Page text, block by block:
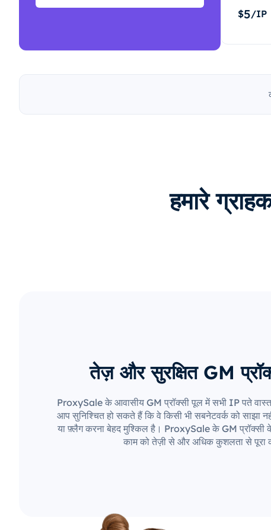
$5/IP
हमारे
तेज़ और सुरक्षित GM
ProxySale के आवासीय GM प्रॉक्सी पूल में सभी IP पते
आप सुनिश्चित हो सकते हैं कि वे किसी भी सबनेटवर्क को साझा
या फ़्लैग करना बेहद मुश्किल है। ProxySale के GM प्रॉक्सी
काम को तेज़ी से और अधिक कुशलता से पूरा